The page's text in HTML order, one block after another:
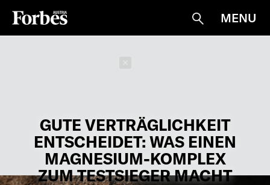
Suche
MENU
GUTE VERTRÄGLICHKEIT
ENTSCHEIDET: WAS EINEN
MAGNESIUM-KOMPLEX
ZUM TESTSIEGER MACHT